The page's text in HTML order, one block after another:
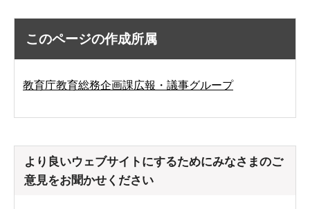
このページの作成所属
教育庁教育総務企画課広報・議事グループ
より良いウェブサイトにするためにみなさまのご
意見をお聞かせください